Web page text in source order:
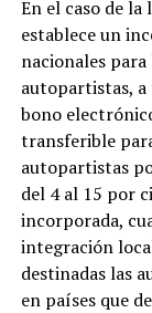
En el caso de
establece un
nacionales
autopartistas,
bono
transferible
autopartistas
del 4 al 15 por
incorporada,
integración
destinadas las
en países que